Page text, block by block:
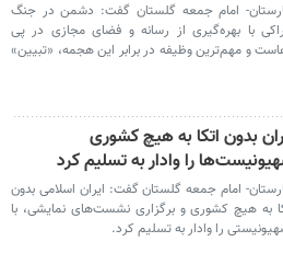
امام جمعه گلستان گفت: دشمن در جنگ
با بهره‌گیری از رسانه و فضای مجازی در پی
و مهم‌ترین وظیفه در برابر این هجمه، «تبیین»
بدون اتکا به هیچ کشوری
را وادار به تسلیم کرد
امام جمعه گلستان گفت: ایران اسلامی بدون
به هیچ کشوری و برگزاری نشست‌های نمایشی، با
را وادار به تسلیم کرد.